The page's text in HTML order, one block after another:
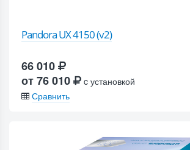
Pandora UX 4150 (v2)
66 010
от 76 010
c установкой
Сравнить